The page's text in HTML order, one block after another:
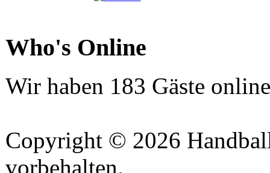
Who's Online
Wir haben 183 Gäste online
Copyright © 2026
vorbehalten.